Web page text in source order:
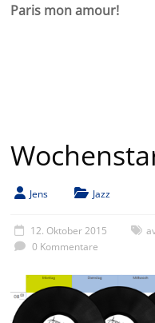
Paris mon amour!
Jens Jazz
12. Oktober 2015
0 Kommentare